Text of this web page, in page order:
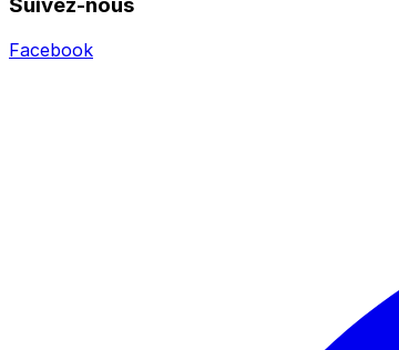
Suivez-nous
Facebook